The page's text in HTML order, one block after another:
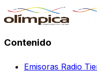
Contenido
Emisoras Radio